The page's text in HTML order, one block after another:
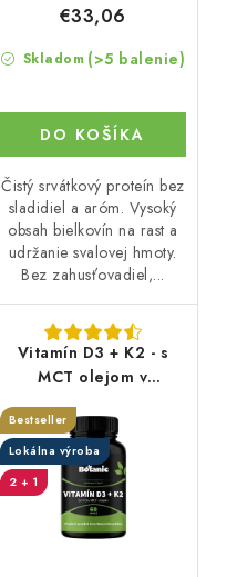
Skladom (>5 balenie)
€33,06
DO KOŠÍKA
Čistý srvátkový proteín bez
sladidiel a aróm. Vysoký
obsah bielkovín na rast a
udržanie svalovej hmoty.
Bez zahusťovadiel,...
Vitamín D3 + K2 - s
MCT olejom v
Bestseller
Lokálna výroba
2 + 1